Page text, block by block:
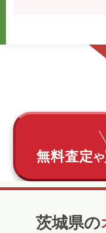
無料査定や
茨城県の